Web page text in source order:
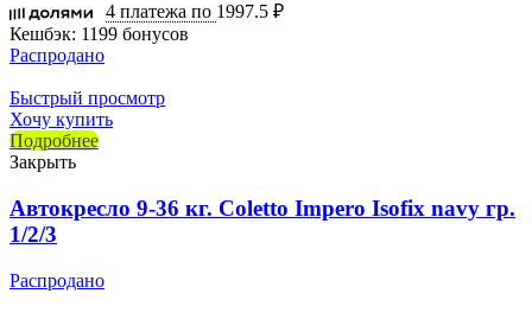
4 платежа по 1997.5 ₽
Кешбэк: 1199 бонусов
Распродано
Быстрый просмотр
Хочу купить
Подробнее
Закрыть
Автокресло 9-36 кг. Coletto Impero Isofix navy гр.
1/2/3
Распродано